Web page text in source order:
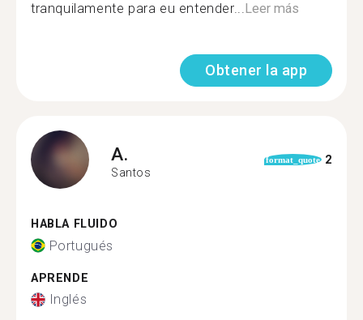
tranquilamente para eu entender...Leer más
Obtener la app
A.
Santos
format_quote 2
HABLA FLUIDO
Portugués
APRENDE
Inglés